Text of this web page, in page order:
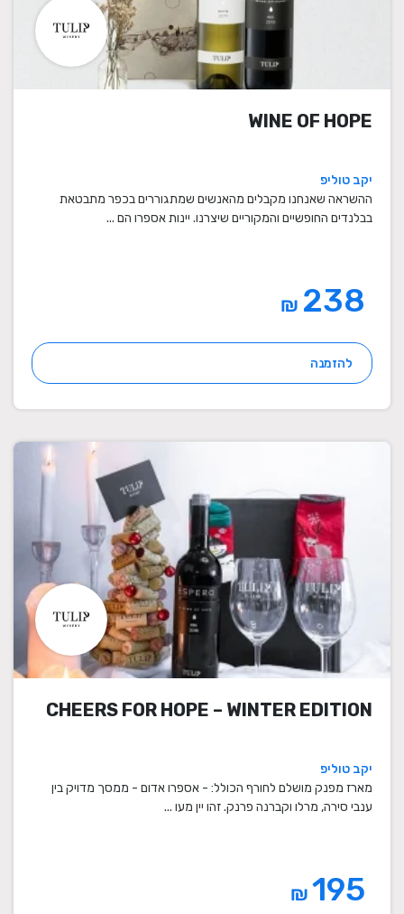
WINE OF HOPE
יקב טוליפ
ההשראה שאנחנו מקבלים מהאנשים שמתגוררים בכפר מתבטאת
בבלנדים החופשיים והמקוריים שיצרנו. יינות אספרו הם ...
₪
להזמנה
CHEERS FOR HOPE – WINTER EDITION
יקב טוליפ
מארז מפנק מושלם לחורף הכולל: - אספרו אדום - ממסך מדויק בין
ענבי סירה, מרלו וקברנה פרנק. זהו יין מעו ...
₪